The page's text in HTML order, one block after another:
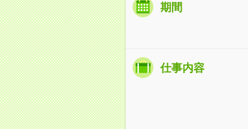
期間
仕事内容